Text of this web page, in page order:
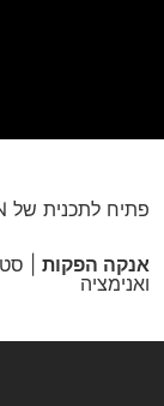
פתיח לתכנית של TBN, רשת הטלוויזיה הנוצרית הגדולה בעולם
אנקה הפקות |
ואנימציה